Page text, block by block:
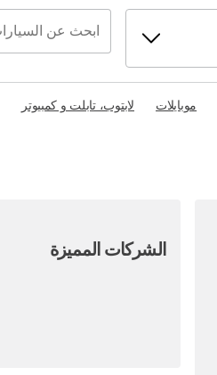
موبايلات لابتوب، تابلت و كمبيوتر
الشركات المميزة